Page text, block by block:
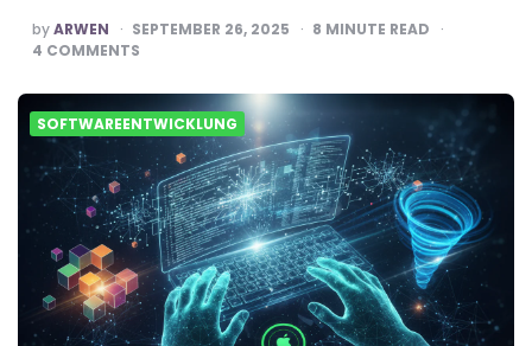
POSTED
BY
byARWEN SEPTEMBER 26, 2025 8 MINUTE READ
4 COMMENTS
SOFTWAREENTWICKLUNG